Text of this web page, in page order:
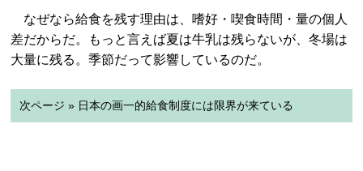
なぜなら給食を残す理由は、嗜好・喫食時間・量の個人
差だからだ。もっと言えば夏は牛乳は残らないが、冬場は
大量に残る。季節だって影響しているのだ。
次ページ » 日本の画一的給食制度には限界が来ている